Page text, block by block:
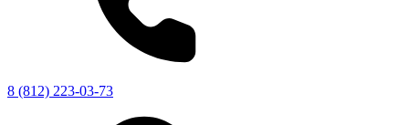
8 (812) 223-03-73